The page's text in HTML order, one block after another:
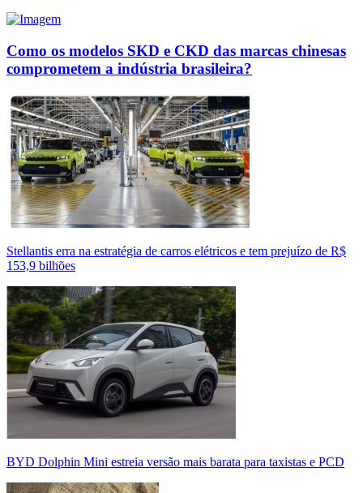
Como os modelos SKD e CKD das marcas chinesas
comprometem a indústria brasileira?
Stellantis erra na estratégia de carros elétricos e tem prejuízo de R$
153,9 bilhões
BYD Dolphin Mini estreia versão mais barata para taxistas e PCD